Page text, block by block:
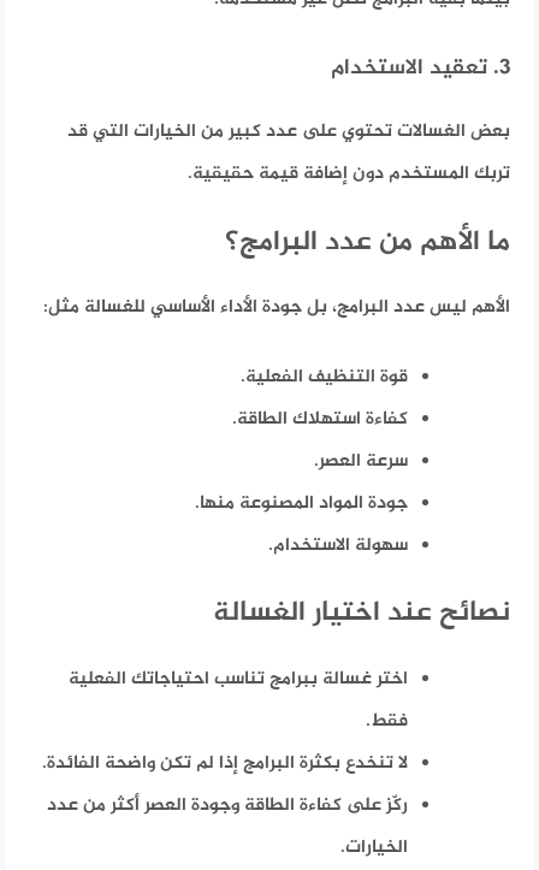
3. تعقيد الاستخدام
بعض الغسالات تحتوي على عدد كبير من الخيارات التي قد
تربك المستخدم دون إضافة قيمة حقيقية.
ما الأهم من عدد البرامج؟
الأهم ليس عدد البرامج، بل جودة الأداء الأساسي للغسالة مثل:
قوة التنظيف الفعلية.
كفاءة استهلاك الطاقة.
سرعة العصر.
جودة المواد المصنوعة منها.
سهولة الاستخدام.
نصائح عند اختيار الغسالة
اختر غسالة ببرامج تناسب احتياجاتك الفعلية
فقط.
لا تنخدع بكثرة البرامج إذا لم تكن واضحة الفائدة.
ركّز على كفاءة الطاقة وجودة العصر أكثر من عدد
الخيارات.